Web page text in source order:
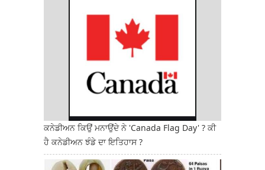
ਕਨੇਡੀਅਨ ਕਿਉਂ ਮਨਾਉਂਦੇ ਨੇ 'Canada Flag Day' ? ਕੀ
ਹੈ ਕਨੇਡੀਅਨ ਝੰਡੇ ਦਾ ਇਤਿਹਾਸ ?